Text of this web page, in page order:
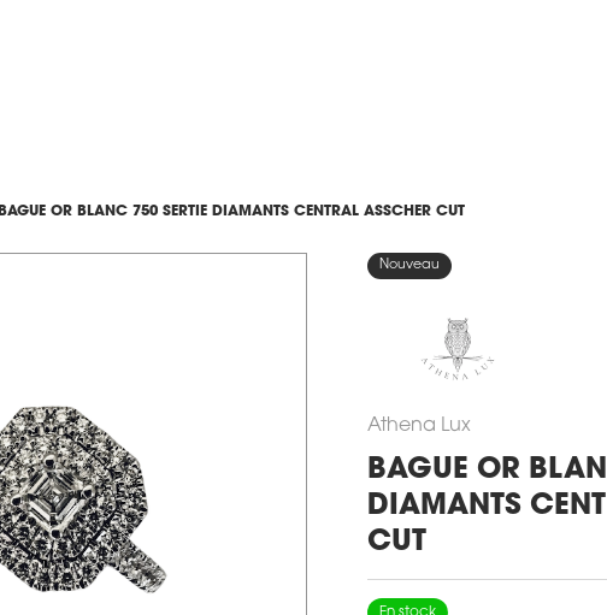
BAGUE OR BLANC 750 SERTIE DIAMANTS CENTRAL ASSCHER CUT
Nouveau
Athena Lux
BAGUE OR
DIAMANTS
CUT
En stock